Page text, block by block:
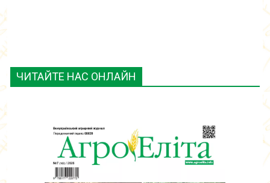
ЧИТАЙТЕ НАС ОНЛАЙН